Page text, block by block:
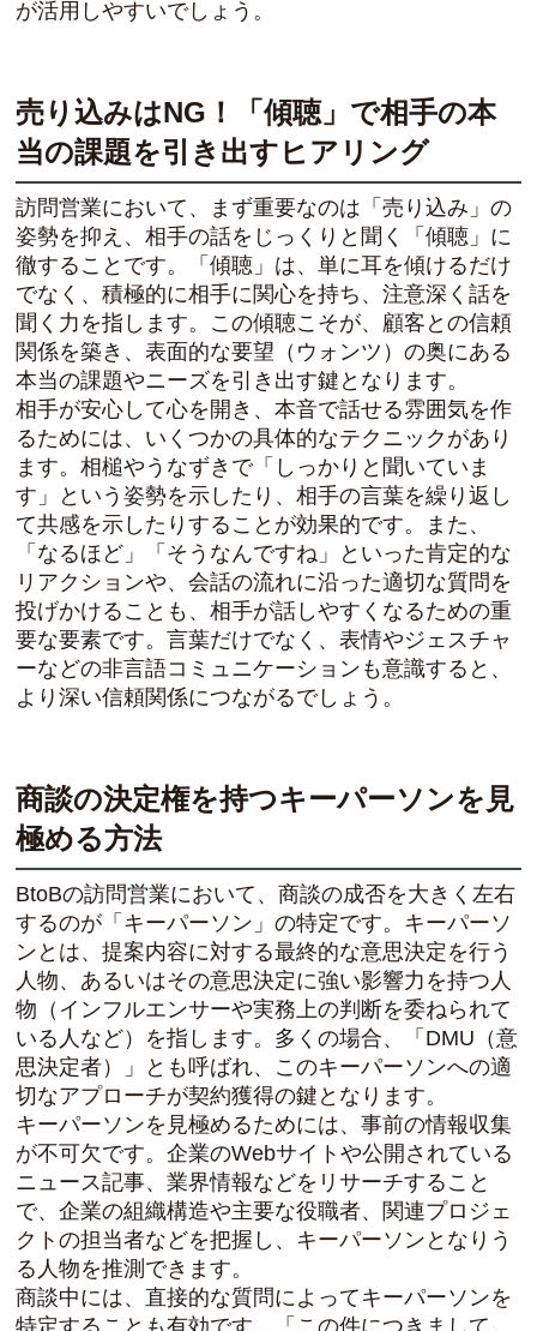
が活用しやすいでしょう。
売り込みはNG！「傾聴」で相手の本
当の課題を引き出すヒアリング
訪問営業において、まず重要なのは「売り込み」の
姿勢を抑え、相手の話をじっくりと聞く「傾聴」に
徹することです。「傾聴」は、単に耳を傾けるだけ
でなく、積極的に相手に関心を持ち、注意深く話を
聞く力を指します。この傾聴こそが、顧客との信頼
関係を築き、表面的な要望（ウォンツ）の奥にある
本当の課題やニーズを引き出す鍵となります。
相手が安心して心を開き、本音で話せる雰囲気を作
るためには、いくつかの具体的なテクニックがあり
ます。相槌やうなずきで「しっかりと聞いていま
す」という姿勢を示したり、相手の言葉を繰り返し
て共感を示したりすることが効果的です。また、
「なるほど」「そうなんですね」といった肯定的な
リアクションや、会話の流れに沿った適切な質問を
投げかけることも、相手が話しやすくなるための重
要な要素です。言葉だけでなく、表情やジェスチャ
ーなどの非言語コミュニケーションも意識すると、
より深い信頼関係につながるでしょう。
商談の決定権を持つキーパーソンを見
極める方法
BtoBの訪問営業において、商談の成否を大きく左右
するのが「キーパーソン」の特定です。キーパーソ
ンとは、提案内容に対する最終的な意思決定を行う
人物、あるいはその意思決定に強い影響力を持つ人
物（インフルエンサーや実務上の判断を委ねられて
いる人など）を指します。多くの場合、「DMU（意
思決定者）」とも呼ばれ、このキーパーソンへの適
切なアプローチが契約獲得の鍵となります。
キーパーソンを見極めるためには、事前の情報収集
が不可欠です。企業のWebサイトや公開されている
ニュース記事、業界情報などをリサーチすること
で、企業の組織構造や主要な役職者、関連プロジェ
クトの担当者などを把握し、キーパーソンとなりう
る人物を推測できます。
商談中には、直接的な質問によってキーパーソンを
特定することも有効です。「この件につきまして、